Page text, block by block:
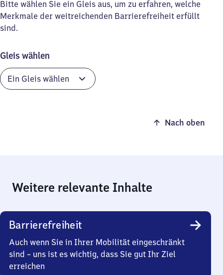
Bitte wählen Sie ein Gleis aus, um zu erfahren, welche
Merkmale der weitreichenden Barrierefreiheit erfüllt
sind.
Gleis wählen
Nach oben
Weitere relevante Inhalte
Barrierefreiheit
Auch wenn Sie in Ihrer Mobilität eingeschränkt
sind – uns ist es wichtig, dass Sie gut Ihr Ziel
erreichen